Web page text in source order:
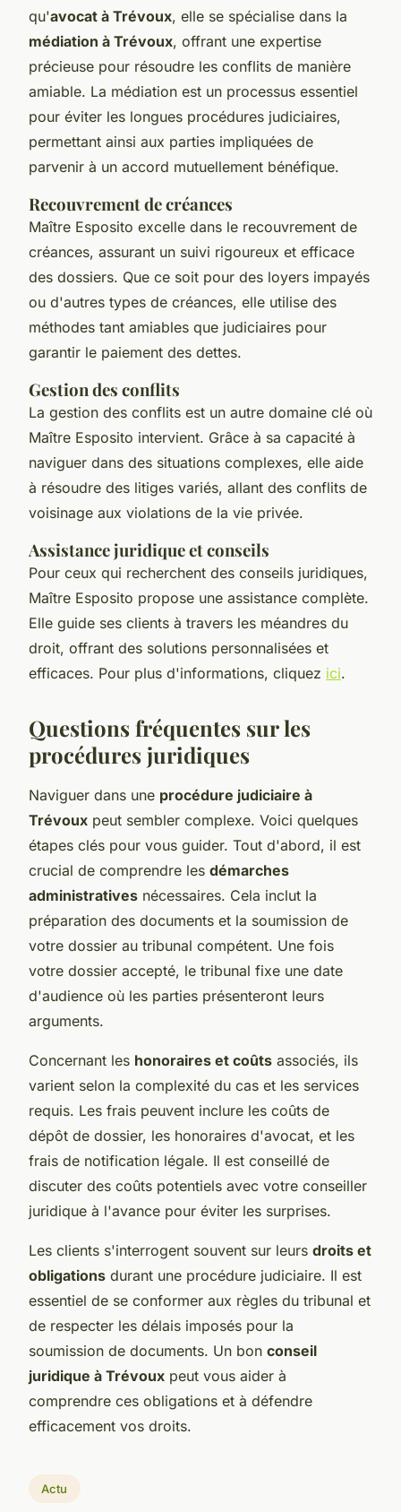
qu'avocat à Trévoux, elle se spécialise dans la
médiation à Trévoux, offrant une expertise
précieuse pour résoudre les conflits de manière
amiable. La médiation est un processus essentiel
pour éviter les longues procédures judiciaires,
permettant ainsi aux parties impliquées de
parvenir à un accord mutuellement bénéfique.
Recouvrement de créances
Maître Esposito excelle dans le recouvrement de
créances, assurant un suivi rigoureux et efficace
des dossiers. Que ce soit pour des loyers impayés
ou d'autres types de créances, elle utilise des
méthodes tant amiables que judiciaires pour
garantir le paiement des dettes.
Gestion des conflits
La gestion des conflits est un autre domaine clé où
Maître Esposito intervient. Grâce à sa capacité à
naviguer dans des situations complexes, elle aide
à résoudre des litiges variés, allant des conflits de
voisinage aux violations de la vie privée.
Assistance juridique et conseils
Pour ceux qui recherchent des conseils juridiques,
Maître Esposito propose une assistance complète.
Elle guide ses clients à travers les méandres du
droit, offrant des solutions personnalisées et
efficaces. Pour plus d'informations, cliquez ici.
Questions fréquentes sur les
procédures juridiques
Naviguer dans une procédure judiciaire à
Trévoux peut sembler complexe. Voici quelques
étapes clés pour vous guider. Tout d'abord, il est
crucial de comprendre les démarches
administratives nécessaires. Cela inclut la
préparation des documents et la soumission de
votre dossier au tribunal compétent. Une fois
votre dossier accepté, le tribunal fixe une date
d'audience où les parties présenteront leurs
arguments.
Concernant les honoraires et coûts associés, ils
varient selon la complexité du cas et les services
requis. Les frais peuvent inclure les coûts de
dépôt de dossier, les honoraires d'avocat, et les
frais de notification légale. Il est conseillé de
discuter des coûts potentiels avec votre conseiller
juridique à l'avance pour éviter les surprises.
Les clients s'interrogent souvent sur leurs droits et
obligations durant une procédure judiciaire. Il est
essentiel de se conformer aux règles du tribunal et
de respecter les délais imposés pour la
soumission de documents. Un bon conseil
juridique à Trévoux peut vous aider à
comprendre ces obligations et à défendre
efficacement vos droits.
Actu